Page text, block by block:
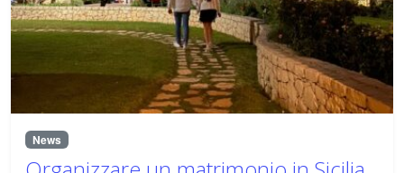
News